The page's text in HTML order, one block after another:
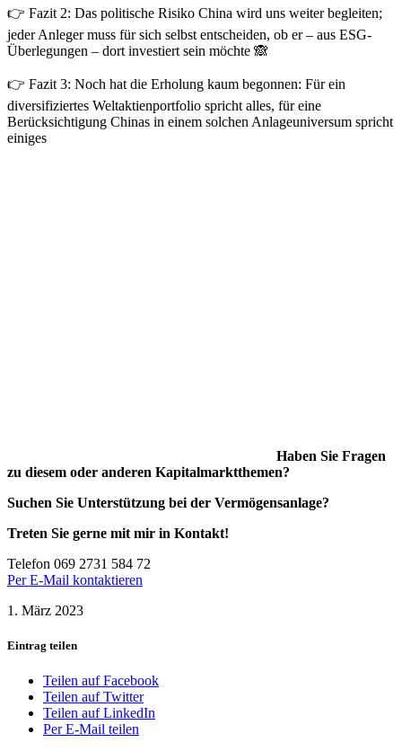
👉 Fazit 2: Das politische Risiko China wird uns weiter begleiten;
jeder Anleger muss für sich selbst entscheiden, ob er – aus ESG-
Überlegungen – dort investiert sein möchte 🙈
👉 Fazit 3: Noch hat die Erholung kaum begonnen: Für ein
diversifiziertes Weltaktienportfolio spricht alles, für eine
Berücksichtigung Chinas in einem solchen Anlageuniversum spricht
einiges
Haben Sie Fragen
zu diesem oder anderen Kapitalmarktthemen?
Suchen Sie Unterstützung bei der Vermögensanlage?
Treten Sie gerne mit mir in Kontakt!
Telefon 069 2731 584 72
Per E-Mail kontaktieren
1. März 2023
Eintrag teilen
Teilen auf Facebook
Teilen auf Twitter
Teilen auf LinkedIn
Per E-Mail teilen